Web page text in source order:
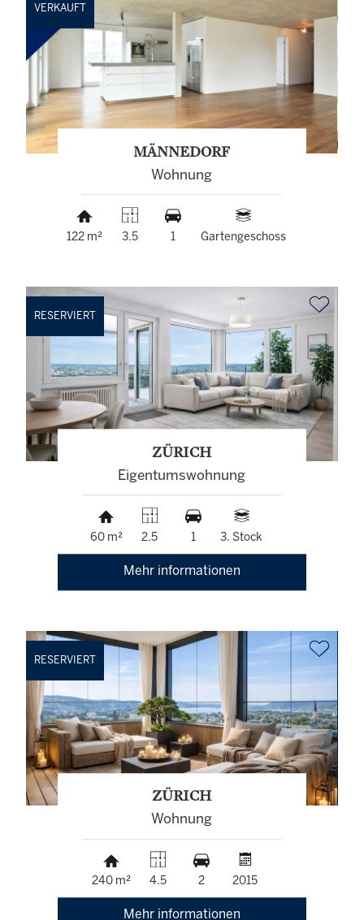
VERKAUFT
MÄNNEDORF
Wohnung
122 m² 3.5 1 Gartengeschoss
RESERVIERT
ZÜRICH
Eigentumswohnung
60 m² 2.5 1 3. Stock
Mehr informationen
RESERVIERT
ZÜRICH
Wohnung
240 m² 4.5 2 2015
Mehr informationen